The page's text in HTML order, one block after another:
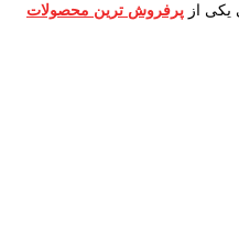
از پرفروش ترین محصولات